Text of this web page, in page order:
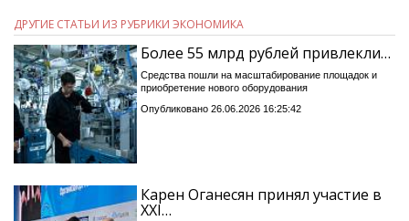
ДРУГИЕ СТАТЬИ ИЗ РУБРИКИ ЭКОНОМИКА
Более 55 млрд рублей привлекли…
Средства пошли на масштабирование площадок и
приобретение нового оборудования
Опубликовано 26.06.2026 16:25:42
Карен Оганесян принял участие в
XXI…